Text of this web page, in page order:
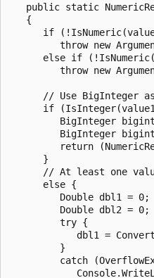
public static
   {
if
throw new
else if
throw new
// Use BigInteger
if
BigInteger
BigInteger
return
      }
// At least one
      else {
         Double dbl1 = 0;
         Double dbl2 = 0;
         try {
dbl1 =
         }
catch